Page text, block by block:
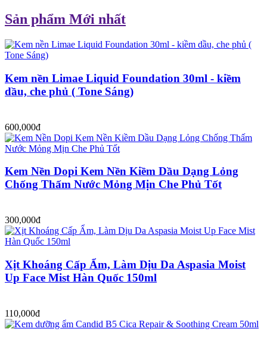
Sản phẩm Mới nhất
Kem nền Limae Liquid Foundation 30ml - kiềm
dầu, che phủ ( Tone Sáng)
600,000đ
Kem Nền Dopi Kem Nền Kiềm Dầu Dạng Lỏng
Chống Thấm Nước Mỏng Mịn Che Phủ Tốt
300,000đ
Xịt Khoáng Cấp Ẩm, Làm Dịu Da Aspasia Moist
Up Face Mist Hàn Quốc 150ml
110,000đ